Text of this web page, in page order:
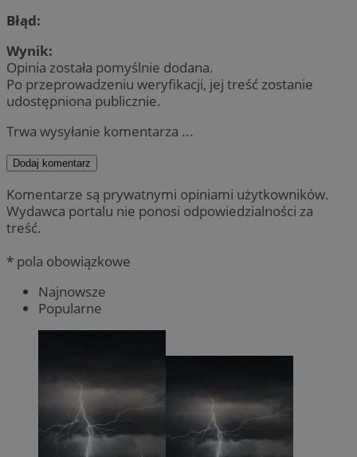
Błąd:
Wynik:
Opinia została pomyślnie dodana.
Po przeprowadzeniu weryfikacji, jej treść zostanie
udostępniona publicznie.
Trwa wysyłanie komentarza ...
Dodaj komentarz
Komentarze są prywatnymi opiniami użytkowników.
Wydawca portalu nie ponosi odpowiedzialności za
treść.
* pola obowiązkowe
Najnowsze
Popularne